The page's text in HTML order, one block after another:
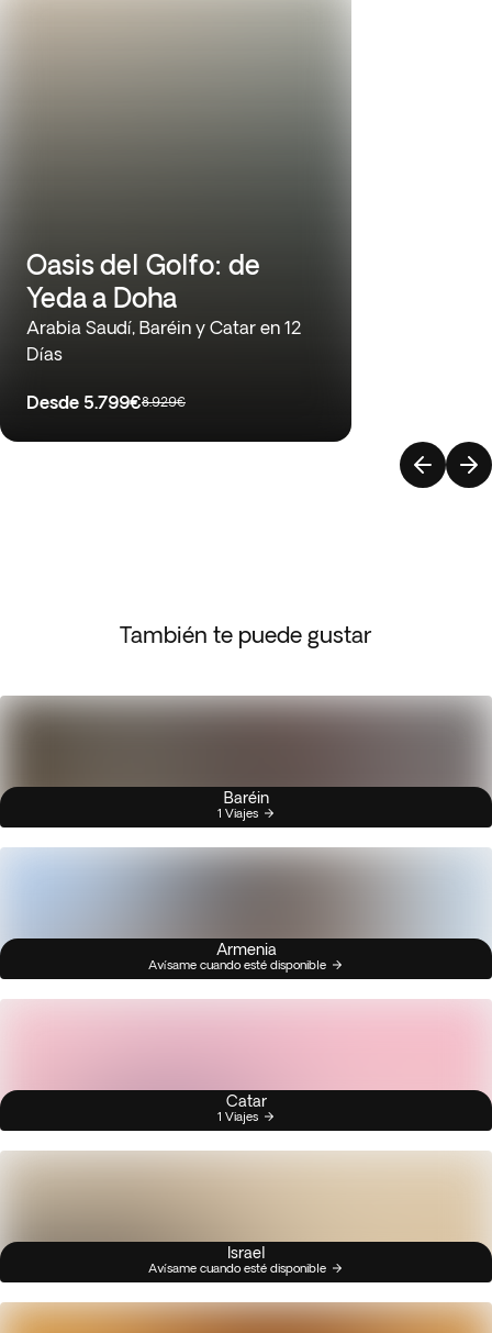
Oasis del Golfo: de
Yeda a Doha
Arabia Saudí, Baréin y Catar en 12
Días
Desde 5.799€8.929€
También te puede gustar
Baréin
1 Viajes
Armenia
Avísame cuando esté disponible
Catar
1 Viajes
Israel
Avísame cuando esté disponible